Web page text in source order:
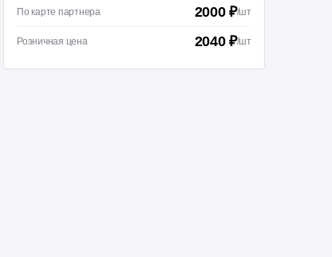
По карте партнера 595 ₽
Розничная цена 613 ₽